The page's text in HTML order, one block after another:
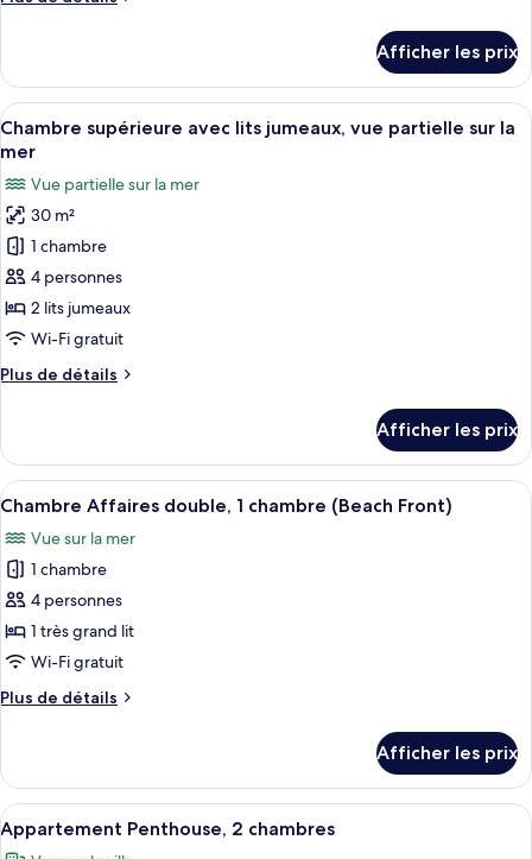
Chambre
lits
jumeaux,
vue
la
ville
Chambre
supérieure
avec
lits
vue
sur
la
ville
Afficher les prix
Afficher
toutes
photos
pour
ce
type
de
chambre :
supérieure
jumeaux,
vue
sur
la
mer
Une chambre d’hôtel avec un lit, un
6
Chambre supérieure avec lits jumeaux, vue partielle sur la
mer
Vue partielle sur la mer
30 m²
1 chambre
4 personnes
2 lits jumeaux
Wi-Fi gratuit
Plus de détails
Plus
Chambre
supérieure
avec
jumeaux,
vue
sur
la
mer
Afficher les prix
Afficher
toutes
les
photos
pour
ce
type
chambre :
double,
1
chambre
Une chambre d’hôtel moderne
6
Chambre Affaires double, 1 chambre (Beach Front)
Vue sur la mer
1 chambre
4 personnes
1 très grand lit
Wi-Fi gratuit
Plus de détails
Plus
Chambre
Affaires
double,
Afficher les prix
Afficher
toutes
Une chambre d’hôtel moderne
7
Appartement Penthouse, 2 chambres